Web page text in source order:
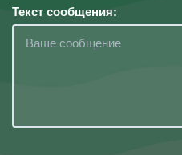
Текст сообщения: